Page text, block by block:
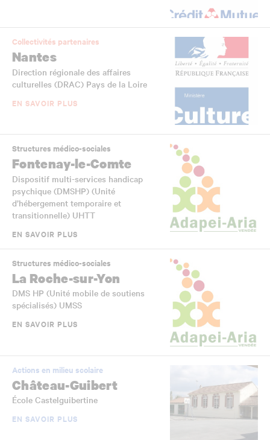
Collectivités partenaires
Nantes
Direction régionale des affaires
culturelles (DRAC) Pays de la Loire
EN SAVOIR PLUS
Structures médico-sociales
Fontenay-le-Comte
Dispositif multi-services handicap
psychique (DMSHP) (Unité
d’hébergement temporaire et
transitionnelle) UHTT
EN SAVOIR PLUS
Structures médico-sociales
La Roche-sur-Yon
DMS HP (Unité mobile de soutiens
spécialisés) UMSS
EN SAVOIR PLUS
Actions en milieu scolaire
Château-Guibert
École Castelguibertine
EN SAVOIR PLUS